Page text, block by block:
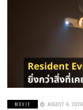
MOVIE AUGUST 6, 2026